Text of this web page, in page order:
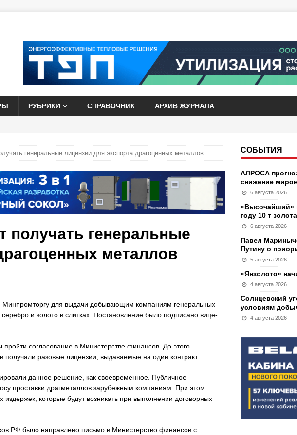
РУБРИКИ СПРАВОЧНИК АРХИВ ЖУРНАЛА
генеральные лицензии для экспорта драгоценных металлов
получать генеральные
металлов
Минпромторгу для выдачи добывающим компаниям генеральных
и золото в слитках. Постановление было подписано вице-
согласование в Министерстве финансов. До этого
разовые лицензии, выдаваемые на один контракт.
данное решение, как своевременное. Публичное
проставки драгметаллов зарубежным компаниям. При этом
издержек, которые будут возникать при выполнении договорных
РФ было направлено письмо в Министерство финансов с
СОБЫТИЯ
АЛРОСА
снижение
6 августа 2026
«Высочайший»
году 10 т золота
6 августа 2026
Павел
Путину о
5 августа 2026
«Янзолото»
4 августа 2026
Солнцевский
условиям
4 августа 2026